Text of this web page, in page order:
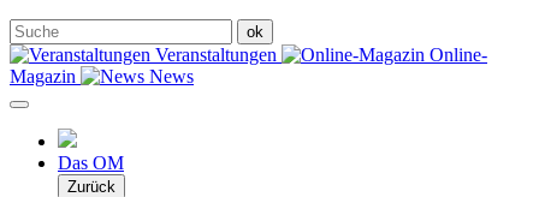
Veranstaltungen
Online-
Magazin
News
Das OM
Zurück